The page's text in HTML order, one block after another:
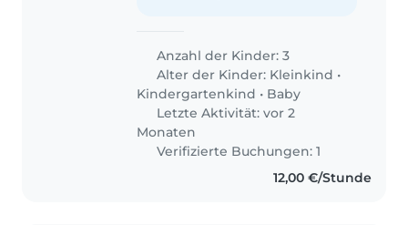
Anzahl der Kinder: 3
Alter der Kinder: Kleinkind •
Kindergartenkind • Baby
Letzte Aktivität: vor 2
Monaten
Verifizierte Buchungen: 1
12,00 €/Stunde